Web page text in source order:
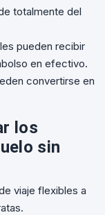
totalmente del
pueden recibir
en efectivo.
convertirse en
los
sin
viaje flexibles a